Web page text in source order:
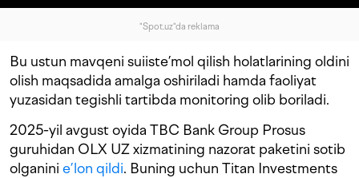
"Spot.uz"da reklama
Bu ustun mavqeni suiiste’mol qilish holatlarining oldini
olish maqsadida amalga oshiriladi hamda faoliyat
yuzasidan tegishli tartibda monitoring olib boriladi.
2025-yil avgust oyida TBC Bank Group Prosus
guruhidan OLX UZ xizmatining nazorat paketini sotib
olganini e’lon qildi. Buning uchun Titan Investments